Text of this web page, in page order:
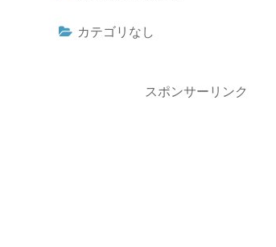
カテゴリなし
スポンサーリンク